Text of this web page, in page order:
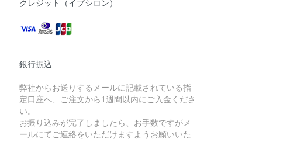
銀行振込
弊社からお送りするメールに記載されている指
定口座へ、ご注文から1週間以内にご入金くださ
い。
お振り込みが完了しましたら、お手数ですがメ
ールにてご連絡をいただけますようお願いいた